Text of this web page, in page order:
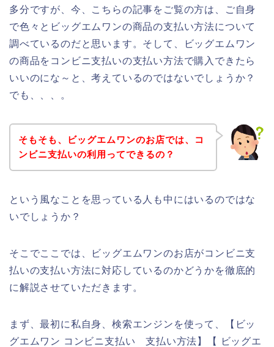
多分ですが、今、こちらの記事をご覧の方は、ご自身
で色々とビッグエムワンの商品の支払い方法について
調べているのだと思います。そして、ビッグエムワン
の商品をコンビニ支払いの支払い方法で購入できたら
いいのにな～と、考えているのではないでしょうか？
でも、、、。
そもそも、ビッグエムワンのお店では、コ
ンビニ支払いの利用ってできるの？
という風なことを思っている人も中にはいるのではな
いでしょうか？
そこでここでは、ビッグエムワンのお店がコンビニ支
払いの支払い方法に対応しているのかどうかを徹底的
に解説させていただきます。
まず、最初に私自身、検索エンジンを使って、【ビッ
グエムワン コンビニ支払い 支払い方法】【 ビッグエ